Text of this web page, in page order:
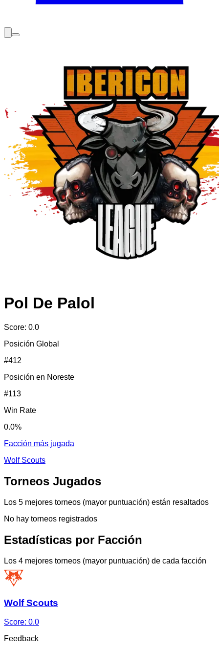
Pol De Palol
Score: 0.0
Posición Global
#412
Posición en Noreste
#113
Win Rate
0.0%
Facción más jugada
Wolf Scouts
Torneos Jugados
Los 5 mejores torneos (mayor puntuación) están resaltados
No hay torneos registrados
Estadísticas por Facción
Los 4 mejores torneos (mayor puntuación) de cada facción
Wolf Scouts
Score: 0.0
Feedback